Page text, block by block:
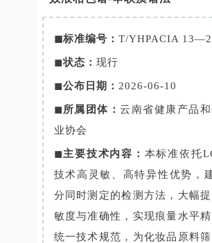
◼标准编号： T/YHPACIA
◼状态： 现行
◼公布日期： 2026-06-10
◼所属团体： 云南省健康产品
业协会
◼主要技术内容： 本标准依托
技术高灵敏、高特异性优势，
分同时测定的检测方法，大幅提
敏度与准确性，实现痕量水平精
统一技术规范，为化妆品原料